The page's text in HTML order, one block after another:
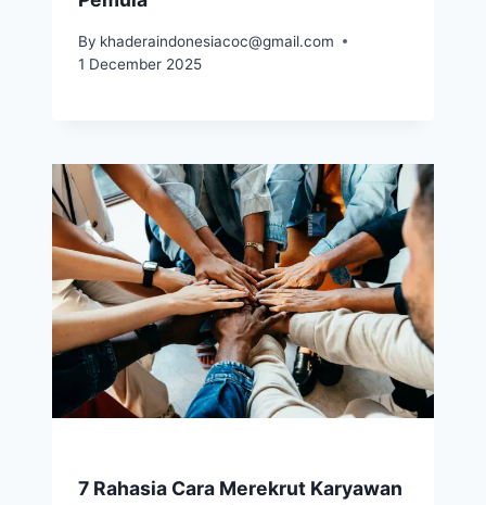
By khaderaindonesiacoc@gmail.com
1 December 2025
7 Rahasia Cara Merekrut Karyawan